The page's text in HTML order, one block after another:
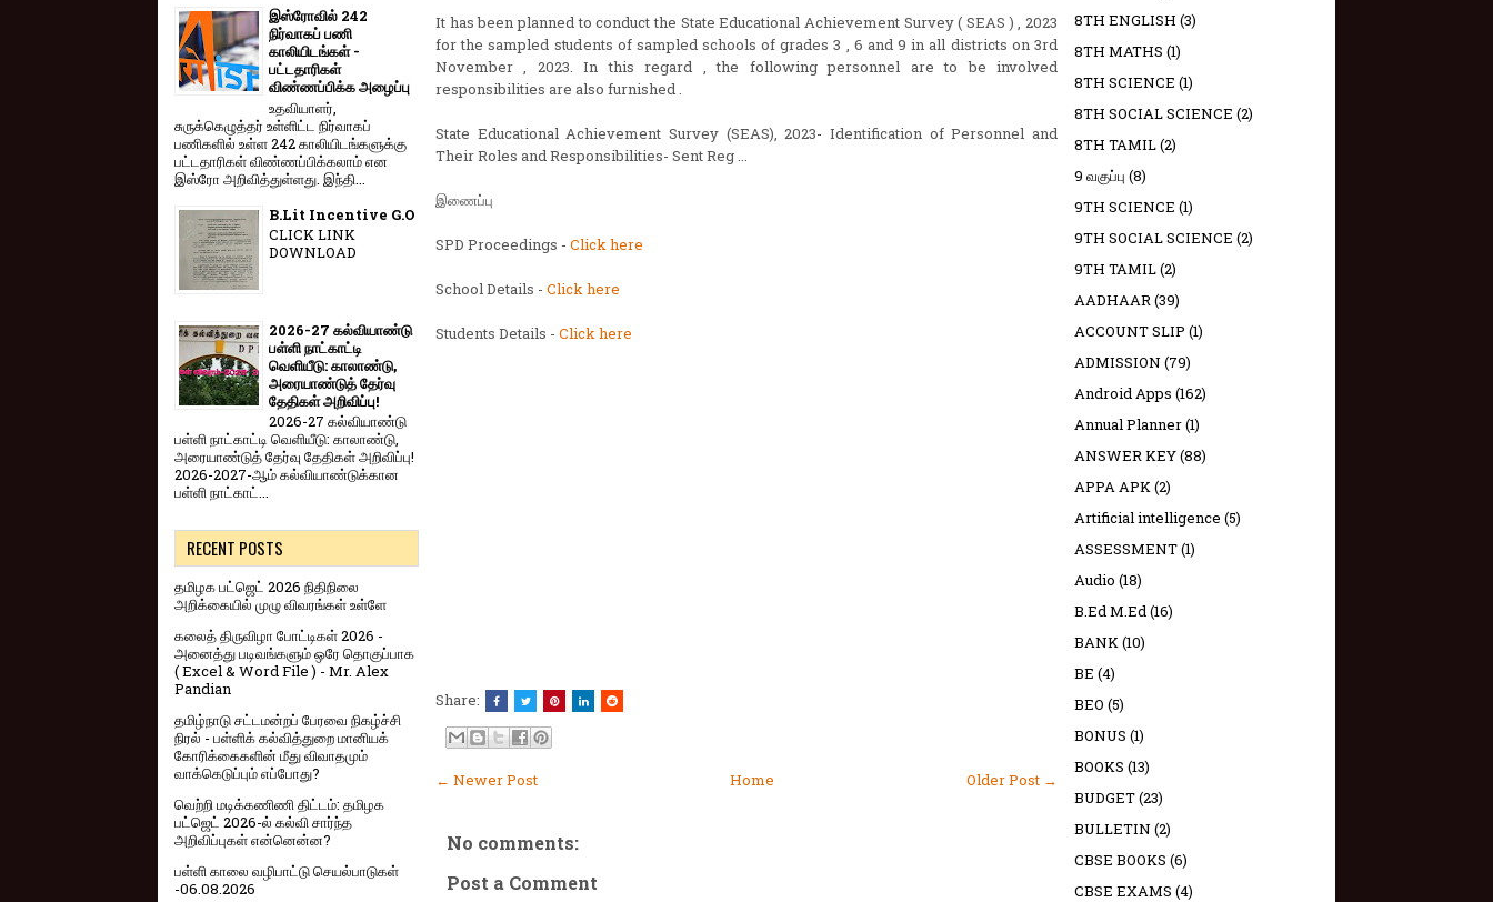
It has been planned to conduct the State Educational Achievement Survey ( SEAS ) , 2023
for the sampled students of sampled schools of grades 3 , 6 and 9 in all districts on 3rd
November , 2023. In this regard , the following personnel are to be involved
responsibilities are also furnished .
State Educational Achievement Survey (SEAS), 2023- Identification of Personnel and
Their Roles and Responsibilities- Sent Reg ...
இணைப்பு
SPD Proceedings - Click here
School Details - Click here
Students Details - Click here
Share:
← Newer Post Older Post →
Home
No comments:
Post a Comment
இஸ்ரோவில் 242
நிர்வாகப் பணி
காலியிடங்கள் -
பட்டதாரிகள்
விண்ணப்பிக்க அழைப்பு
உதவியாளர்,
சுருக்கெழுத்தர் உள்ளிட்ட நிர்வாகப்
பணிகளில் உள்ள 242 காலியிடங்களுக்கு
பட்டதாரிகள் விண்ணப்பிக்கலாம் என
இஸ்ரோ அறிவித்துள்ளது. இந்தி...
B.Lit Incentive G.O
CLICK LINK
DOWNLOAD
2026-27 கல்வியாண்டு
பள்ளி நாட்காட்டி
வெளியீடு: காலாண்டு,
அரையாண்டுத் தேர்வு
தேதிகள் அறிவிப்பு!
2026-27 கல்வியாண்டு
பள்ளி நாட்காட்டி வெளியீடு: காலாண்டு,
அரையாண்டுத் தேர்வு தேதிகள் அறிவிப்பு!
2026-2027-ஆம் கல்வியாண்டுக்கான
பள்ளி நாட்காட்...
RECENT POSTS
தமிழக பட்ஜெட் 2026 நிதிநிலை
அறிக்கையில் முழு விவரங்கள் உள்ளே
கலைத் திருவிழா போட்டிகள் 2026 -
அனைத்து படிவங்களும் ஒரே தொகுப்பாக
( Excel & Word File ) - Mr. Alex
Pandian
தமிழ்நாடு சட்டமன்றப் பேரவை நிகழ்ச்சி
நிரல் - பள்ளிக் கல்வித்துறை மானியக்
கோரிக்கைகளின் மீது விவாதமும்
வாக்கெடுப்பும் எப்போது?
வெற்றி மடிக்கணிணி திட்டம்: தமிழக
பட்ஜெட் 2026-ல் கல்வி சார்ந்த
அறிவிப்புகள் என்னென்ன?
பள்ளி காலை வழிபாட்டு செயல்பாடுகள்
-06.08.2026
8TH ENGLISH (3)
8TH MATHS (1)
8TH SCIENCE (1)
8TH SOCIAL SCIENCE (2)
8TH TAMIL(2)
9 வகுப்பு (8)
9TH SCIENCE (1)
9TH SOCIAL SCIENCE (2)
9TH TAMIL(2)
AADHAAR(39)
ACCOUNT SLIP (1)
ADMISSION (79)
Android Apps (162)
Annual Planner(1)
ANSWER KEY(88)
APPA APK(2)
Artificial intelligence (5)
ASSESSMENT(1)
Audio (18)
B.Ed M.Ed(16)
BANK(10)
BE (4)
BEO (5)
BONUS (1)
BOOKS (13)
BUDGET(23)
BULLETIN (2)
CBSE BOOKS (6)
CBSE EXAMS (4)